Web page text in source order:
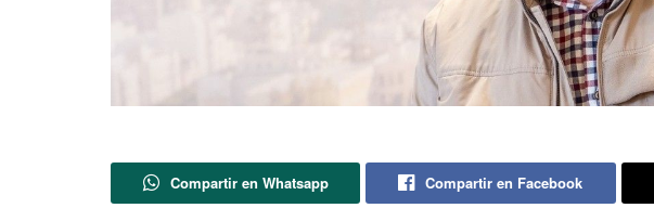
Compartir en Whatsapp Compartir en Facebook